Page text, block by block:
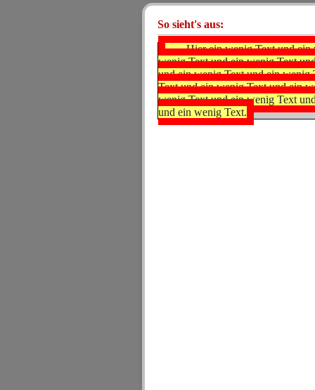
So sieht's aus:
Hier ein wenig Text und ein
wenig Text und ein wenig Text
und ein wenig Text und ein wenig
Text und ein wenig Text und ein
wenig Text und ein wenig Text
und ein wenig Text.